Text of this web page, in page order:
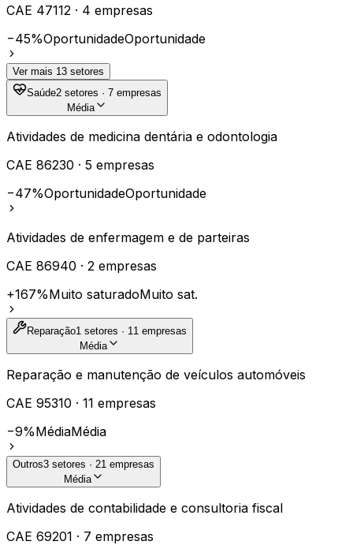
CAE 47112 · 4 empresas
−45%OportunidadeOportunidade
Ver mais 13 setores
Saúde2 setores · 7 empresas
Média
Atividades de medicina dentária e odontologia
CAE 86230 · 5 empresas
−47%OportunidadeOportunidade
Atividades de enfermagem e de parteiras
CAE 86940 · 2 empresas
+167%Muito saturadoMuito sat.
Reparação1 setores · 11 empresas
Média
Reparação e manutenção de veículos automóveis
CAE 95310 · 11 empresas
−9%MédiaMédia
Outros3 setores · 21 empresas
Média
Atividades de contabilidade e consultoria fiscal
CAE 69201 · 7 empresas